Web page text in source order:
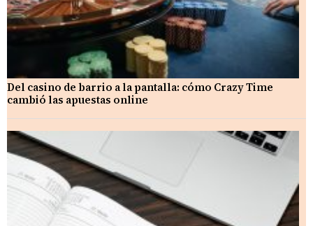
Del casino de barrio a la pantalla: cómo Crazy Time
cambió las apuestas online